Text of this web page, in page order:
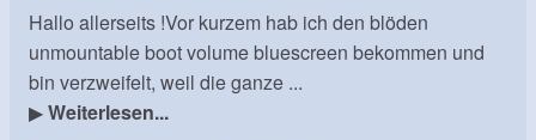
Hallo allerseits !Vor kurzem hab ich den blöden
unmountable boot volume bluescreen bekommen und
bin verzweifelt, weil die ganze ...
▶Weiterlesen...